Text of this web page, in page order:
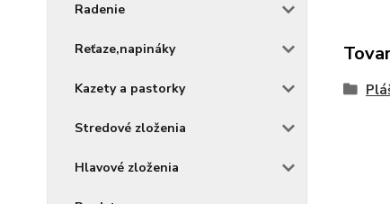
Radenie
Reťaze,napináky
Kazety a pastorky
Stredové zloženia
Hlavové zloženia